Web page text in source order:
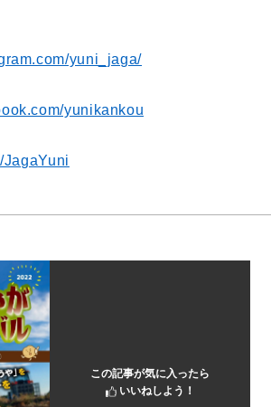
yuni_jaga/
yunikankou
JagaYuni
この記事が気に入ったら
いいねしよう！